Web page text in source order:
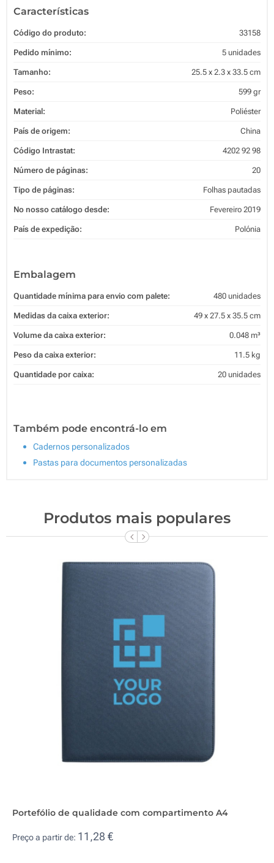
Características
Código do produto: 33158
Pedido mínimo: 5 unidades
Tamanho: 25.5 x 2.3 x 33.5 cm
Peso: 599 gr
Material: Poliéster
País de origem: China
Código Intrastat: 4202 92 98
Número de páginas: 20
Tipo de páginas: Folhas pautadas
No nosso catálogo desde: Fevereiro 2019
País de expedição: Polónia
Embalagem
Quantidade mínima para envio com palete: 480 unidades
Medidas da caixa exterior: 49 x 27.5 x 35.5 cm
Volume da caixa exterior: 0.048 m³
Peso da caixa exterior: 11.5 kg
Quantidade por caixa: 20 unidades
Também pode encontrá-lo em
Cadernos personalizados
Pastas para documentos personalizadas
Produtos mais populares
Portefólio de qualidade com compartimento A4
Preço a partir de: 11,28 €